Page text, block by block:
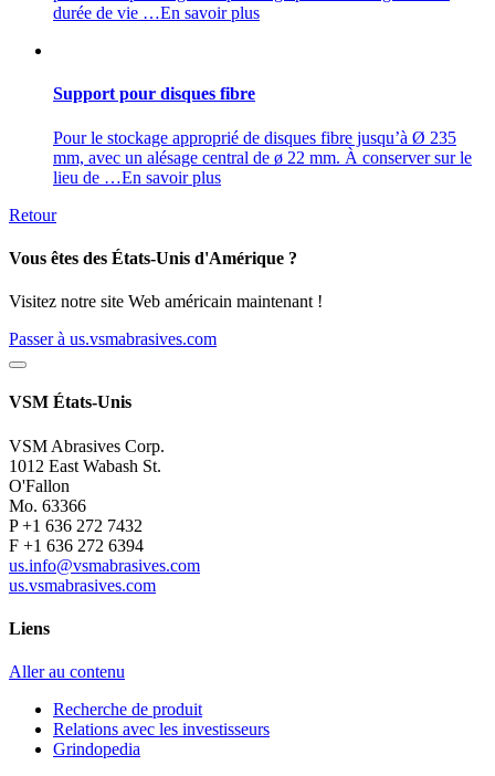
durée de vie …En savoir plus
Support pour disques fibre
Pour le stockage approprié de disques fibre jusqu’à Ø 235
mm, avec un alésage central de ø 22 mm. À conserver sur le
lieu de …En savoir plus
Retour
Vous êtes des États-Unis d'Amérique ?
Visitez notre site Web américain maintenant !
Passer à us.vsmabrasives.com
VSM États-Unis
VSM Abrasives Corp.
1012 East Wabash St.
O'Fallon
Mo. 63366
P +1 636 272 7432
F +1 636 272 6394
us.info@vsmabrasives.com
us.vsmabrasives.com
Liens
Aller au contenu
Recherche de produit
Relations avec les investisseurs
Grindopedia